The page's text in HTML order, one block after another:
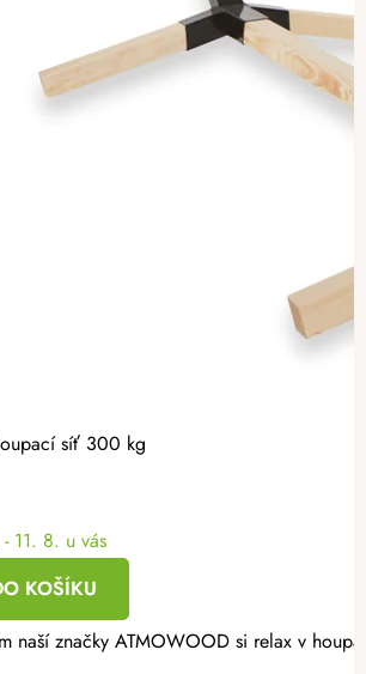
síť 300 kg
11. 8. u vás
KOŠÍKU
naší značky ATMOWOOD si relax v